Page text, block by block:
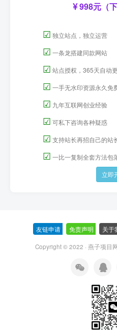
998元（下
☑ 独立站点，独立运营
☑ 一条龙搭建同款网站
☑ 站点授权，365天自动
☑ 一手无水印资源永久免
☑ 九年互联网创业经验
☑ 可私下咨询各种疑惑
☑ 支持站长再招自己的站
☑ 一比一复制全套方法包
立即
友链申请 免责声明 关于
Copyright © 2022 · 燕子项目